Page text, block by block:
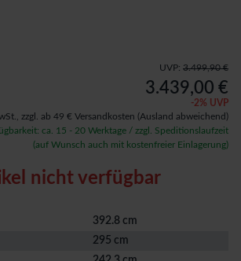
UVP: 3.499,90 €
3.439,00 €
-2% UVP
zzgl. ab 49 € Versandkosten (Ausland abweichend)
ca. 15 - 20 Werktage / zzgl. Speditionslaufzeit
(auf Wunsch auch mit kostenfreier Einlagerung)
nicht verfügbar
392.8 cm
295 cm